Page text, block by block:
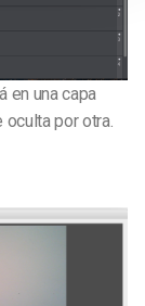
en una capa
oculta por otra.